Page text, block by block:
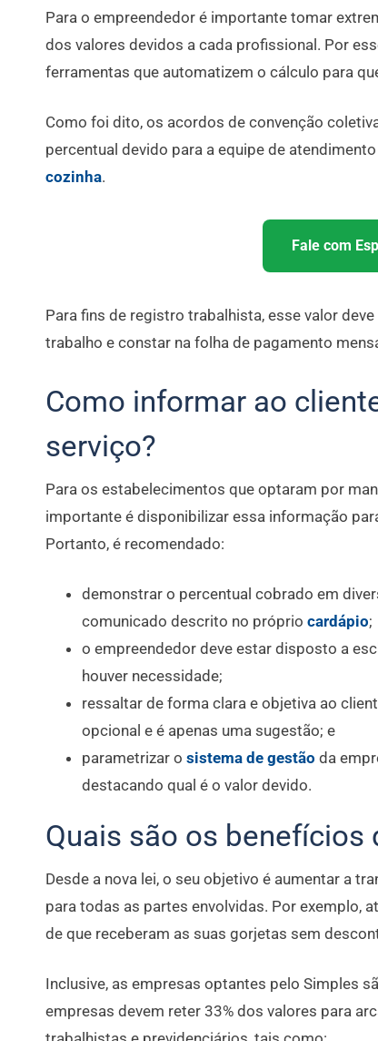
Para o empreendedor é importante tomar
dos valores devidos a cada profissional. Por
ferramentas que automatizem o cálculo para
Como foi dito, os acordos de convenção
percentual devido para a equipe de
cozinha.
Fale com
Para fins de registro trabalhista, esse valor
trabalho e constar na folha de pagamento
Como informar ao
serviço?
Para os estabelecimentos que optaram por
importante é disponibilizar essa informação
Portanto, é recomendado:
demonstrar o percentual cobrado em
comunicado descrito no próprio cardápio;
o empreendedor deve estar disposto a
houver necessidade;
ressaltar de forma clara e objetiva ao
opcional e é apenas uma sugestão; e
parametrizar o sistema de gestão da
destacando qual é o valor devido.
Quais são os benefícios
Desde a nova lei, o seu objetivo é aumentar a
para todas as partes envolvidas. Por exemplo,
de que receberam as suas gorjetas sem
Inclusive, as empresas optantes pelo Simples
empresas devem reter 33% dos valores para